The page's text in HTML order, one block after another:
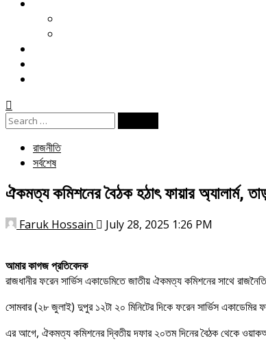
Search
রাজনীতি
সর্বশেষ
ঐকমত্য কমিশনের বৈঠক হঠাৎ ফায়ার অ্যালার্ম,
Faruk Hossain July 28, 2025 1:26 PM
আমার কাগজ প্রতিবেদক
রাজধানীর ফরেন সার্ভিস একাডেমিতে জাতীয় ঐকমত্য কমিশনের সাথে
সোমবার (২৮ জুলাই) দুপুর ১২টা ২০ মিনিটের দিকে ফরেন সার্ভিস
এর আগে, ঐকমত্য কমিশনের দ্বিতীয় দফার ২০তম দিনের বৈঠক থেকে